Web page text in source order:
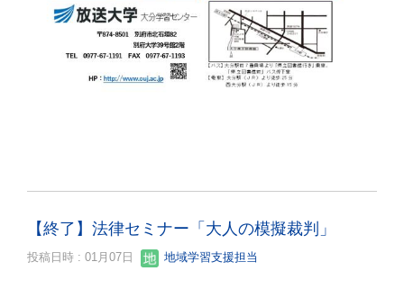
【終了】法律セミナー「大人の模擬裁判」
投稿日時 : 01月07日 地域学習支援担当